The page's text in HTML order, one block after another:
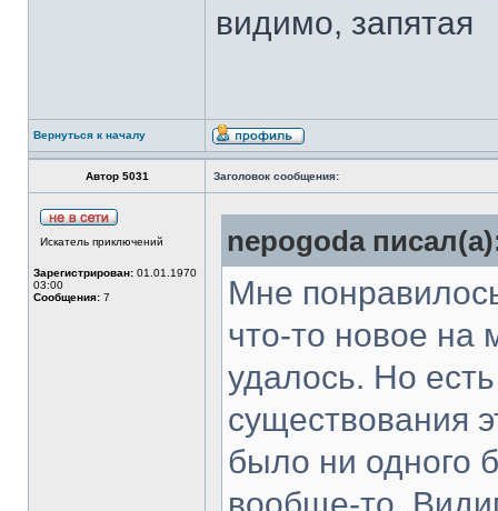
видимо, запятая
Вернуться к началу
Автор 5031 Заголовок сообщения:
Искатель приключений
Зарегистрирован: 01.01.1970
03:00
Сообщения: 7
nepogoda
Мне
что-то новое на
удалось. Но
существования
было ни одного